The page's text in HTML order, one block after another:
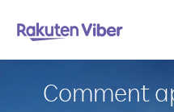
Comment